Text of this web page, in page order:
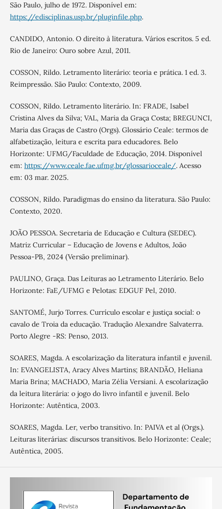
São Paulo, julho de 1972. Disponível em:
https://edisciplinas.usp.br/pluginfile.php.
CANDIDO, Antonio. O direito à literatura. Vários escritos. 5 ed.
Rio de Janeiro: Ouro sobre Azul, 2011.
COSSON, Rildo. Letramento literário: teoria e prática. 1 ed. 3.
Reimpressão. São Paulo: Contexto, 2009.
COSSON, Rildo. Letramento literário. In: FRADE, Isabel
Cristina Alves da Silva; VAL, Maria da Graça Costa; BREGUNCI,
Maria das Graças de Castro (Orgs). Glossário Ceale: termos de
alfabetização, leitura e escrita para educadores. Belo
Horizonte: UFMG/Faculdade de Educação, 2014. Disponível
em: https://www.ceale.fae.ufmg.br/glossarioceale/. Acesso
em: 03 mar. 2025.
COSSON, Rildo. Paradigmas do ensino da literatura. São Paulo:
Contexto, 2020.
JOÃO PESSOA. Secretaria de Educação e Cultura (SEDEC).
Matriz Curricular – Educação de Jovens e Adultos, João
Pessoa-PB, 2024 (Versão preliminar).
PAULINO, Graça. Das Leituras ao Letramento Literário. Belo
Horizonte: FaE/UFMG e Pelotas: EDGUF Pel, 2010.
SANTOMÉ, Jurjo Torres. Currículo escolar e justiça social: o
cavalo de Troia da educação. Tradução Alexandre Salvaterra.
Porto Alegre -RS: Penso, 2013.
SOARES, Magda. A escolarização da literatura infantil e juvenil.
In: EVANGELISTA, Aracy Alves Martins; BRANDÃO, Heliana
Maria Brina; MACHADO, Maria Zélia Versiani. A escolarização
da leitura literária: o jogo do livro infantil e juvenil. Belo
Horizonte: Autêntica, 2003.
SOARES, Magda. Ler, verbo transitivo. In: PAIVA et al (Orgs.).
Leituras literárias: discursos transitivos. Belo Horizonte: Ceale;
Autêntica, 2005.